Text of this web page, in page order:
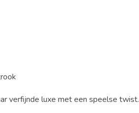
verfijnde luxe met een speelse twist.